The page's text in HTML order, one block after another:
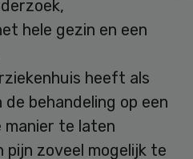
hele gezin en een
heeft als
behandeling op een
manier te laten
pijn zoveel mogelijk te